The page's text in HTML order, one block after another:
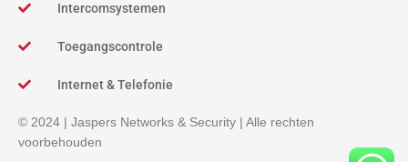
Intercomsystemen
Toegangscontrole
Internet & Telefonie
© 2024 | Jaspers Networks & Security | Alle rechten
voorbehouden